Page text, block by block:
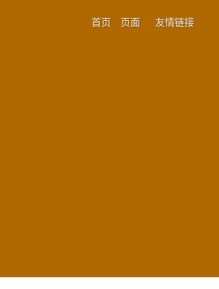
首页 页面 友情链接